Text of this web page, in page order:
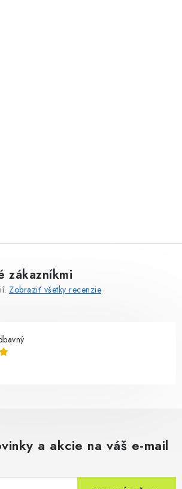
zákazníkmi
Zobraziť všetky recenzie
a akcie na váš e-mail